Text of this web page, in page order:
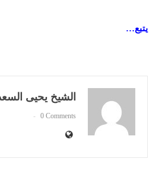
يتبع…
الشيخ یحیی
0 Comments